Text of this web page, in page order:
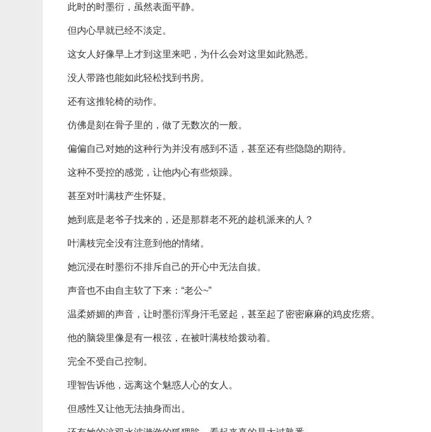
此时的时墨衍，虽然表面平静。
但内心早就已经不淡定。
这女人好像早上才到这里来吧，为什么会对这里如此熟悉。
没人带路也能如此轻松找到书房。
还有这推轮椅的动作。
仿佛是刻在骨子里的，做了无数次的一般。
偏偏自己对她的这种行为并没有感到不适，甚至还有些隐隐的期待。
这种不受控的感觉，让他内心有些烦躁。
甚至对叶满枝产生怀疑。
她到底是老爷子找来的，还是那群老不死的趁机派来的人？
叶满枝完全没有注意到他的情绪。
她沉浸在时墨衍不排斥自己的开心中无法自拔。
声音也不由自主软了下来：“老公~”
温柔娇媚的声音，让时墨衍浑身汗毛竖起，甚至起了密密麻麻的鸡皮疙瘩。
他的脑袋里像是有一根弦，在被叶满枝给拨动着。
完全不受自己控制。
理智告诉他，远离这个魅惑人心的女人。
但感性又让他无法抽身而出。